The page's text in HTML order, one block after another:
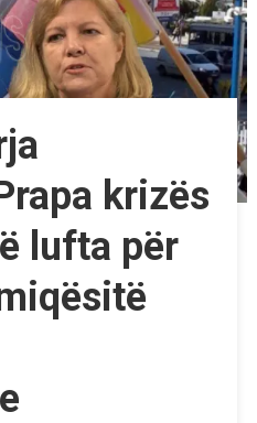
krizës
lufta për